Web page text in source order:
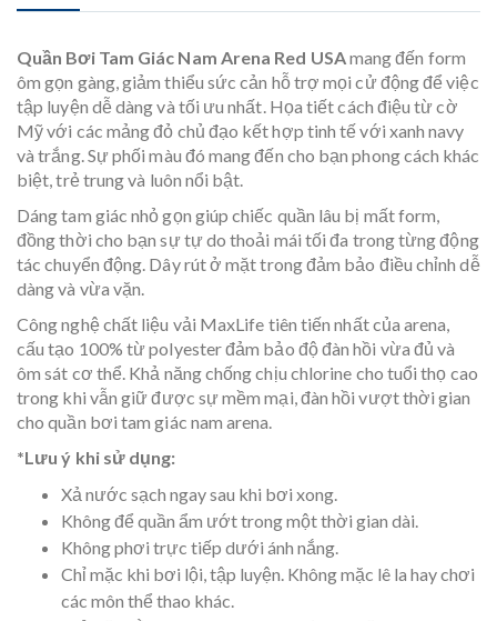
Quần Bơi Tam Giác Nam Arena Red USAmang đến form
ôm gọn gàng, giảm thiểu sức cản hỗ trợ mọi cử động để việc
tập luyện dễ dàng và tối ưu nhất. Họa tiết cách điệu từ cờ
Mỹ với các mảng đỏ chủ đạo kết hợp tinh tế với xanh navy
và trắng. Sự phối màu đó mang đến cho bạn phong cách khác
biệt, trẻ trung và luôn nổi bật.
Dáng tam giác nhỏ gọn giúp chiếc quần lâu bị mất form,
đồng thời cho bạn sự tự do thoải mái tối đa trong từng động
tác chuyển động. Dây rút ở mặt trong đảm bảo điều chỉnh dễ
dàng và vừa vặn.
Công nghệ chất liệu vải MaxLife tiên tiến nhất của arena,
cấu tạo 100% từ polyester đảm bảo độ đàn hồi vừa đủ và
ôm sát cơ thể. Khả năng chống chịu chlorine cho tuổi thọ cao
trong khi vẫn giữ được sự mềm mại, đàn hồi vượt thời gian
cho quần bơi tam giác nam arena.
*Lưu ý khi sử dụng:
Xả nước sạch ngay sau khi bơi xong.
Không để quần ẩm ướt trong một thời gian dài.
Không phơi trực tiếp dưới ánh nắng.
Chỉ mặc khi bơi lội, tập luyện. Không mặc lê la hay chơi
các môn thể thao khác.